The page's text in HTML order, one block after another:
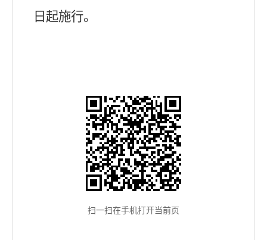
日起施行。
扫一扫在手机打开当前页